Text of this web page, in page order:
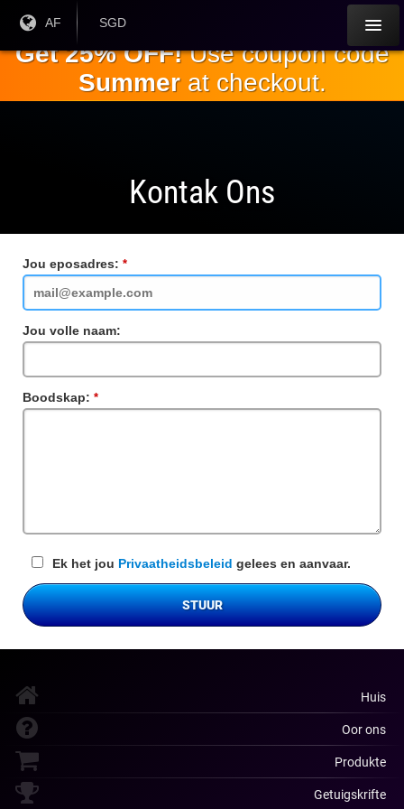
hoofinhoud
Huidige
AF
Huidige
SGD
Get 25% OFF!Use coupon code
Summerat checkout.
Kontak Ons
Jou eposadres:
veld
Jou volle naam:
Boodskap:
veld
Ek het jou Privaatheidsbeleid gelees en aanvaar.
STUUR
Huis
Oor ons
Produkte
Getuigskrifte